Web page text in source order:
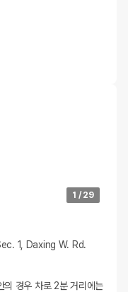
1 / 29
1, Daxing W. Rd.
의 경우 차로 2분 거리에는